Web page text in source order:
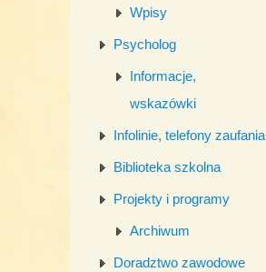
Wpisy
Psycholog
Informacje,
wskazówki
Infolinie, telefony zaufania
Biblioteka szkolna
Projekty i programy
Archiwum
Doradztwo zawodowe